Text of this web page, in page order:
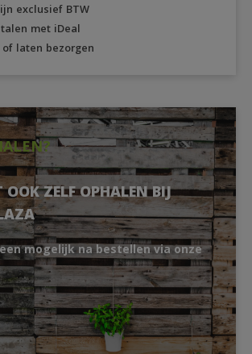
exclusief BTW
met iDeal
laten bezorgen
ZELF OPHALEN BIJ
mogelijk na bestellen via onze